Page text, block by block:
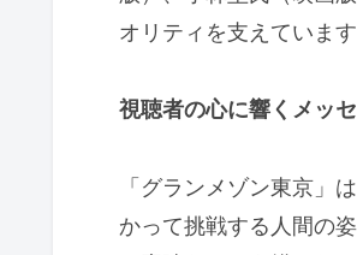
オリティを支えています
視聴者の心に響くメッ
「グランメゾン東京」
かって挑戦する人間の